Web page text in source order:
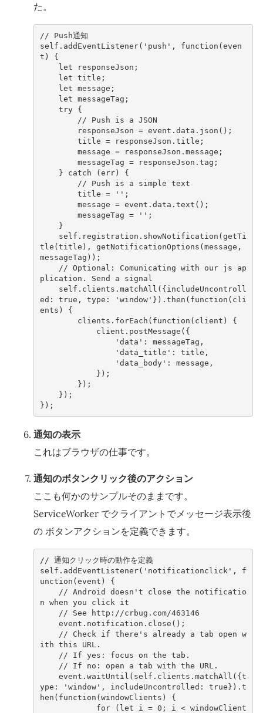
た。
// Push通知
self . addEventListener( 'push' , function (even
t )
{
let
responseJson ;
let title ;
let message ;
let messageTag ;
try
{
// Push is a JSON
responseJson = event . data . json ();
title = responseJson . title ;
message = responseJson . message ;
messageTag = responseJson . tag ;
}
catch (err)
{
// Push is a simple text
title = '' ;
message = event . data . text ();
messageTag = '' ;
}
self . registration . showNotification (getTi
tle (title ), getNotificationOptions (message ,
messageTag ));
// Optional: Comunicating with our js ap
plication. Send a signal
self . clients . matchAll ({includeUncontroll
ed : true , type : 'window' }). then ( function ( cli
ents )
{
clients . forEach ( function ( client )
{
client . postMessage ({
'data' : messageTag ,
'data_title' : title ,
'data_body' : message ,
});
});
});
});
通知の表示
これはブラウザの仕事です。
通知のボタンクリック後のアクション
ここも何かのサンプルそのままです。
ServiceWorker でクライアントでメッセージ表示後
の ボタンアクションを定義できます。
// 通知クリック時の動作を定義
self . addEventListener( 'notificationclick' ,
f
unction (event )
{
// Android doesn't close the notificatio
n when you click it
// See http://crbug.com/463146
event . notification . close ();
// Check if there's already a tab open w
ith this URL.
// If yes: focus on the tab.
// If no: open a tab with the URL.
event . waitUntil ( self . clients . matchAll ({t
ype : 'window' , includeUncontrolled : true}). t
hen ( function (windowClients )
{
for
( let i = 0 ; i < windowClient